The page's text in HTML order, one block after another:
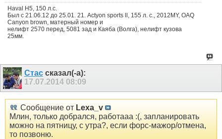
Haval H5, 150 л.с.
Был с 21.06.12 до 25.01. 21. Actyon sports ll, 155 л. с., 2012MY, OAQ
Canyon brown, матерный номер и
нелифт 2570 перед, 5081 зад и Каяба (Волга), нелифт кузова
25мм.
Стассказал(-а):
17.07.2014 08:09
Сообщение от Lexa_v
Млин, только добрался, работааа :(, запланировать
можно на пятницу, с утра?, если форс-мажор/отмена,
то позвоню.